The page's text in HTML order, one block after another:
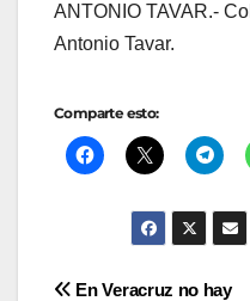
ANTONIO TAVAR.-
Antonio Tavar.
Comparte esto:
En Veracruz no hay